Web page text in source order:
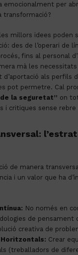
emocionalment per
transformació?
millors idees poden
des de l’operari de
fins al personal
mà les
d’aportació als perfils
pot permetre. Cal
la seguretat” on
i critiques sense rebre
de manera
i un valor que ha
No només en
de pensament
creativa de
Crear
(treballadors de